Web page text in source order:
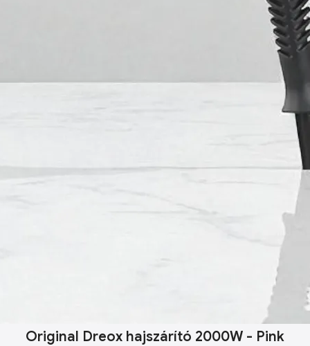
Original Dreox hajszárító 2000W - Pink